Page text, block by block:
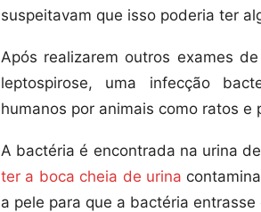
suspeitavam que isso poderia ter
Após realizarem outros exames
leptospirose, uma infecção
humanos por animais como ratos
A bactéria é encontrada na urina
ter a boca cheia de urina
a pele para que a bactéria entrasse